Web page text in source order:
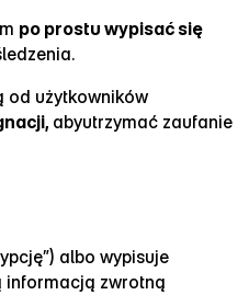
po prostu wypisać się
od użytkowników
abyutrzymać zaufanie
albo wypisuje
informacją zwrotną